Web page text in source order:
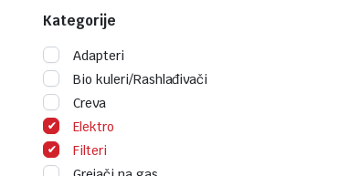
Kategorije
Adapteri
Bio kuleri/Rashlađivači
Creva
Elektro
Filteri